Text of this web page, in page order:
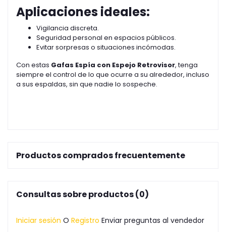
Aplicaciones ideales:
Vigilancia discreta.
Seguridad personal en espacios públicos.
Evitar sorpresas o situaciones incómodas.
Con estas Gafas Espía con Espejo Retrovisor, tenga
siempre el control de lo que ocurre a su alrededor, incluso
a sus espaldas, sin que nadie lo sospeche.
Productos comprados frecuentemente
Consultas sobre productos (0)
Iniciar sesión O Registro Enviar preguntas al vendedor